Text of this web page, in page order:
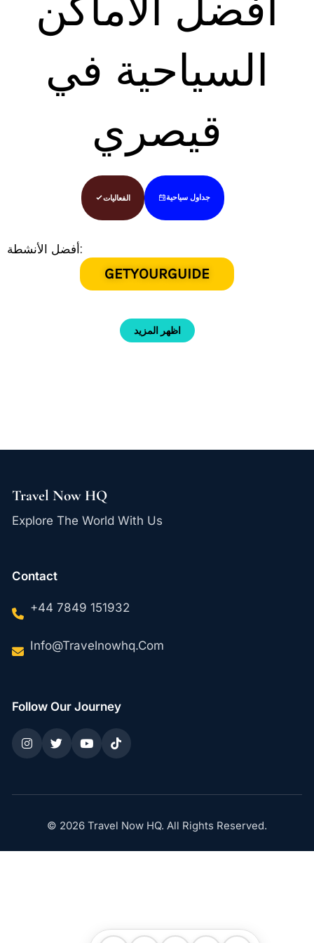
السياحية في
قيصري
الفعاليات جداول سياحية
أفضل الأنشطة:
GETYOURGUIDE
اظهر المزيد
Travel Now HQ
Explore The World With Us
Contact
+44 7849 151932
Info@travelnowhq.com
Follow Our Journey
© 2026 Travel Now HQ. All Rights Reserved.